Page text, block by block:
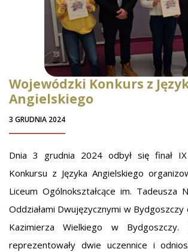
Wojewódzki Konkurs z
Angielskiego
3 GRUDNIA 2024
Dnia 3 grudnia 2024 odbył się finał
Konkursu z Języka Angielskiego
Liceum Ogólnokształcące im. Tadeusza
Oddziałami Dwujęzycznymi w
Kazimierza Wielkiego w
reprezentowały dwie uczennice i